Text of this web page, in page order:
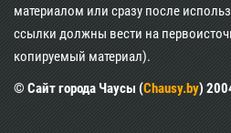
материалом или сразу после
ссылки должны вести на
копируемый материал).
© Сайт города Чаусы (Chausy.by)